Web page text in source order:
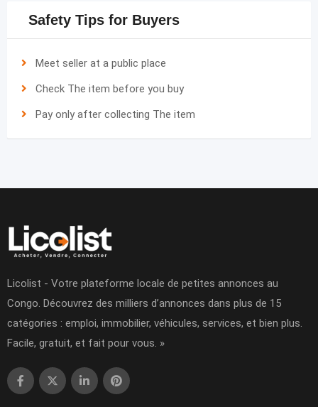
Safety Tips for Buyers
Meet seller at a public place
Check The item before you buy
Pay only after collecting The item
Licolist - Votre plateforme locale de petites annonces au
Congo. Découvrez des milliers d’annonces dans plus de 15
catégories : emploi, immobilier, véhicules, services, et bien plus.
Facile, gratuit, et fait pour vous. »